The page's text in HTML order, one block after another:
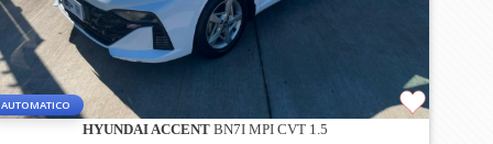
AUTOMATICO
HYUNDAI ACCENT BN7I MPI CVT 1.5